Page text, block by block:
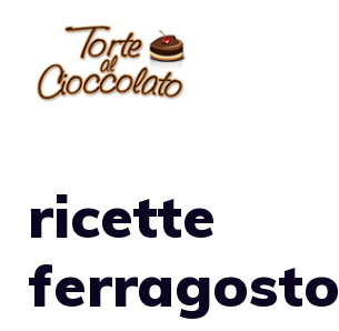
contenuto
ricette
ferragosto